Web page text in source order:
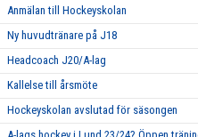
Anmälan till Hockeyskolan
Ny huvudtränare på J18
Headcoach J20/A-lag
Kallelse till årsmöte
Hockeyskolan avslutad för säsongen